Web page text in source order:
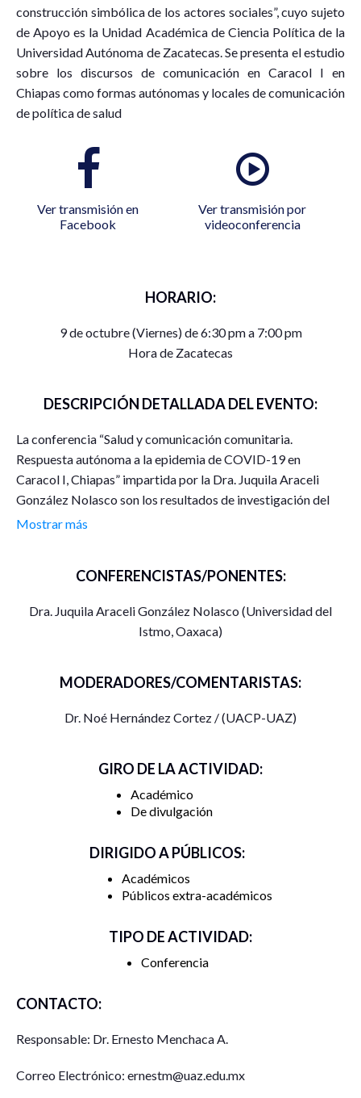
construcción simbólica de los actores sociales”, cuyo sujeto
de Apoyo es la Unidad Académica de Ciencia Política de la
Universidad Autónoma de Zacatecas. Se presenta el estudio
sobre los discursos de comunicación en Caracol I en
Chiapas como formas autónomas y locales de comunicación
de política de salud
Ver transmisión en
Facebook
Ver transmisión por
videoconferencia
HORARIO:
9 de octubre (Viernes) de 6:30 pm a 7:00 pm
Hora de Zacatecas
DESCRIPCIÓN DETALLADA DEL EVENTO:
La conferencia “Salud y comunicación comunitaria.
Respuesta autónoma a la epidemia de COVID-19 en
Caracol I, Chiapas” impartida por la Dra. Juquila Araceli
González Nolasco son los resultados de investigación del
Proyecto CONACYT 312027 titulado “La emergencia de
construcción simbólica de los actores sociales”, cuyo sujeto
Universidad Autónoma de Zacatecas. Se presenta el estudio
sobre los discursos de comunicación en Caracol I en
de política de salud en el contexto de la pandemia de
Mostrar más
CONFERENCISTAS/PONENTES:
Dra. Juquila Araceli González Nolasco (Universidad del
Istmo, Oaxaca)
MODERADORES/COMENTARISTAS:
Dr. Noé Hernández Cortez / (UACP-UAZ)
GIRO DE LA ACTIVIDAD:
Académico
De divulgación
DIRIGIDO A PÚBLICOS:
Académicos
Públicos extra-académicos
TIPO DE ACTIVIDAD:
Conferencia
CONTACTO:
Responsable: Dr. Ernesto Menchaca A.
Correo Electrónico: ernestm@uaz.edu.mx